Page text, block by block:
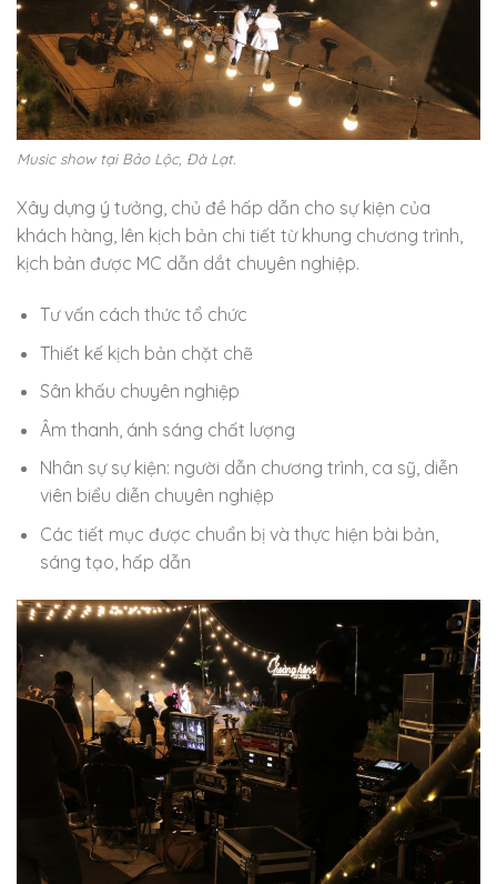
Music show tại Bảo Lộc, Đà Lạt.
Xây dựng ý tưởng, chủ đề hấp dẫn cho sự kiện của
khách hàng, lên kịch bản chi tiết từ khung chương trình,
kịch bản được MC dẫn dắt chuyên nghiệp.
Tư vấn cách thức tổ chức
Thiết kế kịch bản chặt chẽ
Sân khấu chuyên nghiệp
Âm thanh, ánh sáng chất lượng
Nhân sự sự kiện: người dẫn chương trình, ca sỹ, diễn
viên biểu diễn chuyên nghiệp
Các tiết mục được chuẩn bị và thực hiện bài bản,
sáng tạo, hấp dẫn